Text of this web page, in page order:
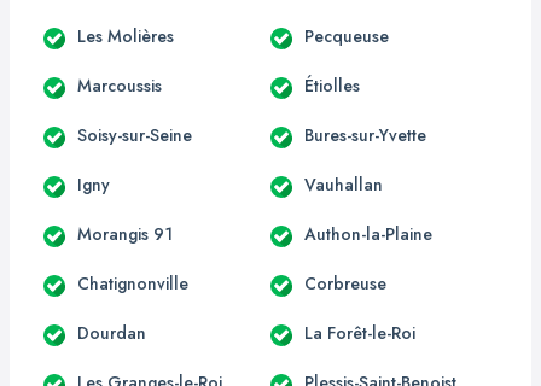
Les Molières Pecqueuse
Marcoussis Étiolles
Soisy-sur-Seine Bures-sur-Yvette
Igny Vauhallan
Morangis 91 Authon-la-Plaine
Chatignonville Corbreuse
Dourdan La Forêt-le-Roi